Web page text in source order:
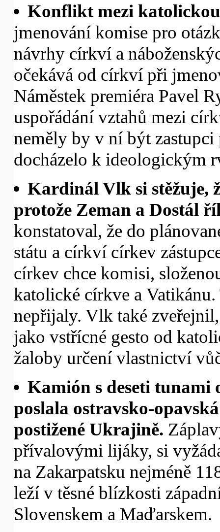
Konflikt mezi
jmenování komise pro
návrhy církví a
očekává od církví při
Náměstek premiéra Pavel
uspořádání vztahů mezi
neměly by v ní být
docházelo k ideologickým
Kardinál Vlk si stěžuje,
protože Zeman a Dostál
konstatoval, že do
státu a církví církev
církev chce komisi,
katolické církve a
nepřijaly. Vlk také
jako vstřícné gesto od
žaloby určení vlastnictví
Kamión s deseti tunami
poslala ostravsko-
postižené Ukrajině.
přívalovými lijáky, si
na Zakarpatsku nejméně
leží v těsné blízkosti
Slovenskem a Maďarskem.